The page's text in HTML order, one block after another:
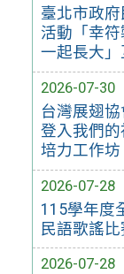
臺北市政
活動「幸
一起長大
2026-07-30
台灣展翅
登入我們
培力工作坊
2026-07-28
115學年度
民語歌謠
2026-07-28